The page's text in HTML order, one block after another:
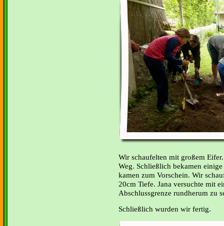
Wir schaufelten mit großem
Weg. Schließlich bekamen
kamen zum Vorschein. Wir
20cm Tiefe. Jana versuchte mit
Abschlussgrenze rundherum zu
Schließlich wurden wir fertig.